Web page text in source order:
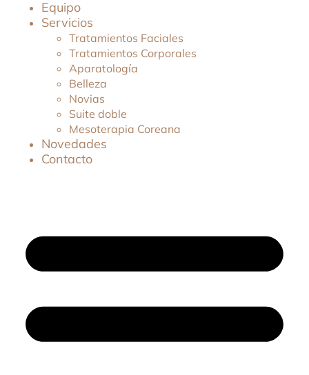
Equipo
Servicios
Tratamientos Faciales
Tratamientos Corporales
Aparatología
Belleza
Novias
Suite doble
Mesoterapia Coreana
Novedades
Contacto